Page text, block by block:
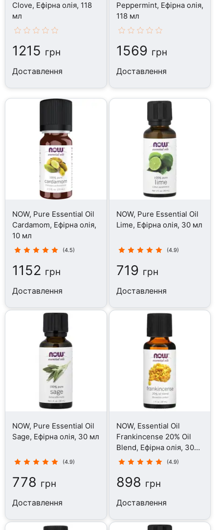
Clove, Ефірна олія, 118
мл
1215 грн
Доставлення
Peppermint, Ефірна олія,
118 мл
1569 грн
Доставлення
NOW, Pure Essential Oil
Cardamom, Ефірна олія,
10 мл
(4.5)
1152 грн
Доставлення
NOW, Pure Essential Oil
Lime, Ефірна олія, 30 мл
(4.9)
719 грн
Доставлення
NOW, Pure Essential Oil
Sage, Ефірна олія, 30 мл
(4.9)
778 грн
Доставлення
NOW, Essential Oil
Frankincense 20% Oil
Blend, Ефірна олія, 30
мл
(4.9)
898 грн
Доставлення